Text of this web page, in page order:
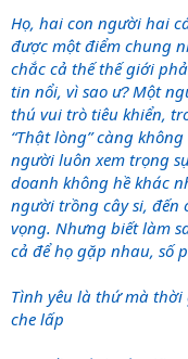
Họ, hai con người hai
được một điểm chung
chắc cả thế thế giới
tin nổi, vì sao ư? Một
thú vui trò tiêu khiển,
“Thật lòng” càng
người luôn xem trọng
doanh không hề khác
người trồng cây si, đến
vọng. Nhưng biết làm
cả để họ gặp nhau, số
Tình yêu là thứ mà
che lấp